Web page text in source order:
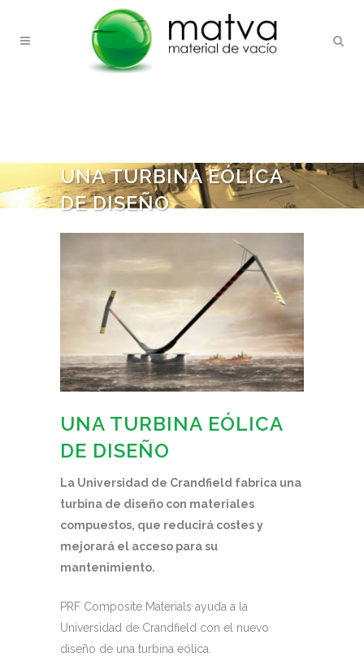
UNA TURBINA EÓLICA
DE DISEÑO
UNA TURBINA EÓLICA
DE DISEÑO
La Universidad de Crandfield fabrica una
turbina de diseño con materiales
compuestos, que reducirá costes y
mejorará el acceso para su
mantenimiento.
PRF Composite Materials ayuda a la
Universidad de Crandfield con el nuevo
diseño de una turbina eólica.